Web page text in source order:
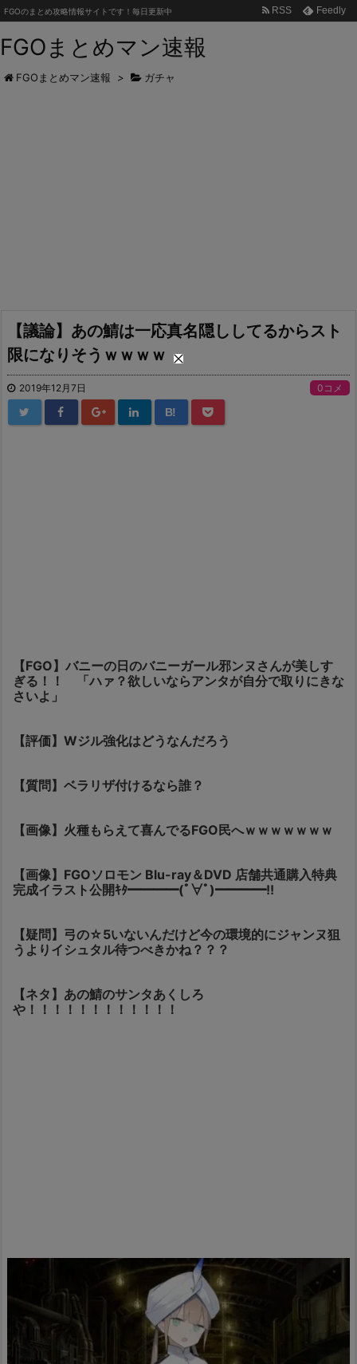
FGOまとめマン速報
FGOのまとめ攻略情報サイトです！毎日更新中 RSS Feedly
FGOまとめマン速報 > ガチャ
【議論】あの鯖は一応真名隠ししてるからスト
限になりそうｗｗｗｗ
2019年12月7日 0コメ
B!
【FGO】バニーの日のバニーガール邪ンヌさんが美しす
ぎる！！ 「ハァ？欲しいならアンタが自分で取りにきな
さいよ」
【評価】Wジル強化はどうなんだろう
【質問】ベラリザ付けるなら誰？
【画像】火種もらえて喜んでるFGO民へｗｗｗｗｗｗｗ
【画像】FGOソロモン Blu-ray＆DVD 店舗共通購入特典
完成イラスト公開ｷﾀ━━━━(ﾟ∀ﾟ)━━━━!!
【疑問】弓の☆5いないんだけど今の環境的にジャンヌ狙
うよりイシュタル待つべきかね？？？
【ネタ】あの鯖のサンタあくしろ
や！！！！！！！！！！！！